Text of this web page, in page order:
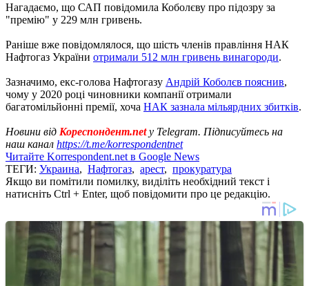
Нагадаємо, що САП повідомила Коболєву про підозру за
"премію" у 229 млн гривень.
Раніше вже повідомлялося, що шість членів правління НАК
Нафтогаз України отримали 512 млн гривень винагороди.
Зазначимо, екс-голова Нафтогазу Андрій Коболєв пояснив,
чому у 2020 році чиновники компанії отримали
багатомільйонні премії, хоча НАК зазнала мільярдних збитків.
Новини від Кореспондент.netу Telegram. Підписуйтесь на
наш канал https://t.me/korrespondentnet
Читайте Korrespondent.net в Google News
ТЕГИ: Украина, Нафтогаз, арест, прокуратура
Якщо ви помітили помилку, виділіть необхідний текст і
натисніть Ctrl + Enter, щоб повідомити про це редакцію.